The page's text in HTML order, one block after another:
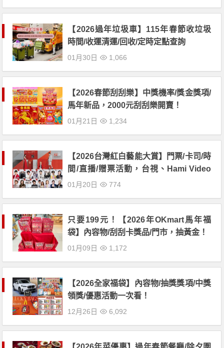
【2026過年垃圾車】115年春節收垃圾
時間/收運清運/回收/定時定點查詢
01月30日 1,066
【2026春節刮刮樂】中獎機率/獎金獎項/
馬年新品，2000元刮刮樂開賣！
01月21日 1,234
【2026台灣紅白藝能大賞】門票/卡司/時
間/直播/贈票活動，台視、Hami Video
播出！
01月20日 774
只要199元！【2026年OKmart馬年福
袋】內容物/刮刮卡獎品/門市，抽黃金！
01月09日 1,172
【2026全家福袋】內容物/抽獎獎項/中獎
領獎/優惠活動一次看！
12月26日 6,092